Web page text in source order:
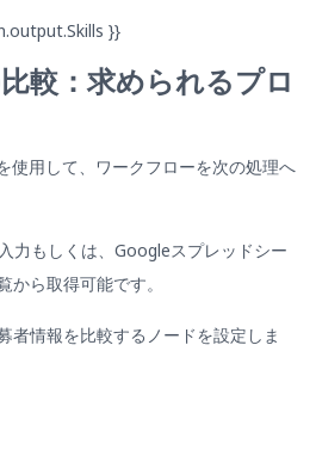
}}
較：求められるプロ
使用して、ワークフローを次の処理へ
力もしくは、Googleスプレッドシー
から取得可能です。
者情報を比較するノードを設定しま